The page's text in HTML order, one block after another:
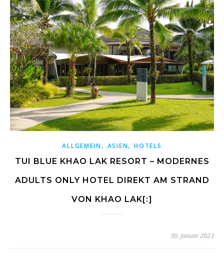
ALLGEMEIN, ASIEN,HOTELS
TUI BLUE KHAO LAK RESORT – MODERNES
ADULTS ONLY HOTEL DIREKT AM STRAND
VON KHAO LAK[:]
30. Januar 2023